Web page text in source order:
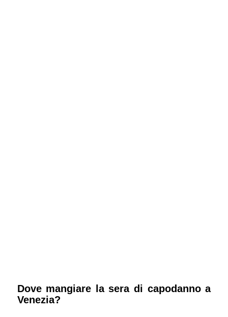
Dove mangiare la sera di capodanno a
Venezia?